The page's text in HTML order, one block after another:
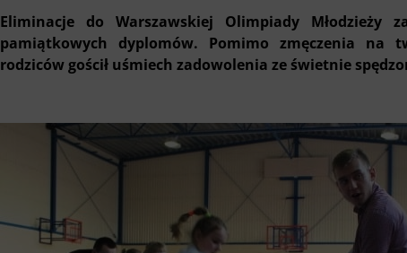
Eliminacje do Warszawskiej Olimpiady Młodzieży
pamiątkowych dyplomów. Pomimo zmęczenia na
rodziców gościł uśmiech zadowolenia ze świetnie